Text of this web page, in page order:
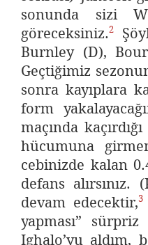
sonunda sizi
göreceksiniz.2
Burnley (D),
Geçtiğimiz
sonra kayıplara
form
maçında
hücumuna
cebinizde kalan
defans
devam edecektir,3
yapması”
Ighalo’yu aldım,